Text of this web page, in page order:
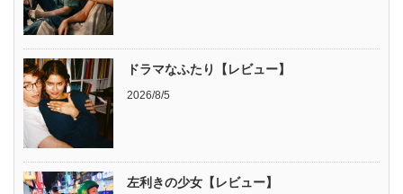
ドラマなふたり【レビュー】
2026/8/5
左利きの少女【レビュー】